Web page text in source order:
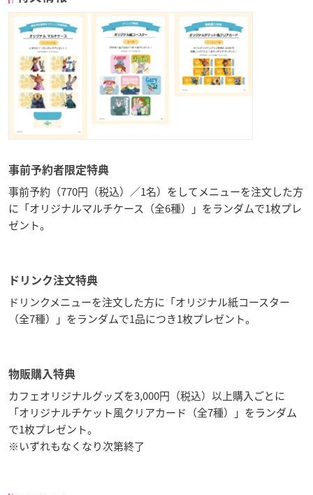
事前予約者限定特典
事前予約（770円（税込）／1名）をしてメニューを注文した方
に「オリジナルマルチケース（全6種）」をランダムで1枚プレ
ゼント。
ドリンク注文特典
ドリンクメニューを注文した方に「オリジナル紙コースター
（全7種）」をランダムで1品につき1枚プレゼント。
物販購入特典
カフェオリジナルグッズを3,000円（税込）以上購入ごとに
「オリジナルチケット風クリアカード（全7種）」をランダム
で1枚プレゼント。
※いずれもなくなり次第終了